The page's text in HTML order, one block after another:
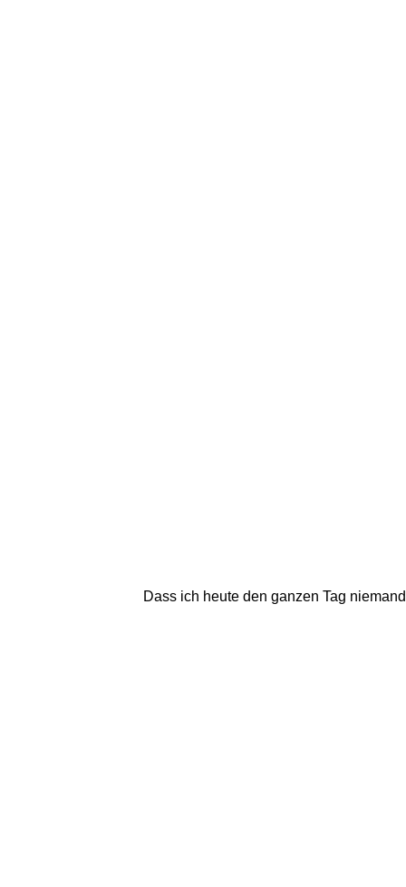
Dass ich heute den ganzen Tag